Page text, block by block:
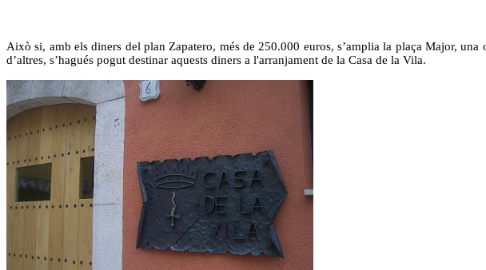
Això si, amb els diners del plan Zapatero, més de 250.000 euros, s’amplia la plaça Major,
d’altres, s’hagués pogut destinar aquests diners a l'arranjament de la Casa de la Vila.